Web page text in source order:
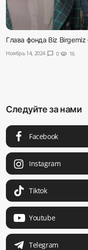
Глава фонда Biz
Ноябрь 14, 2024 chat_bubble 0 visibility 16
Следуйте за нами
Facebook
Instagram
Tiktok
Youtube
Telegram